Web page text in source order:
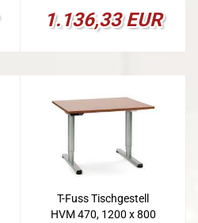
1.136,33 EUR
T-Fuss Tischgestell
HVM 470, 1200 x 800